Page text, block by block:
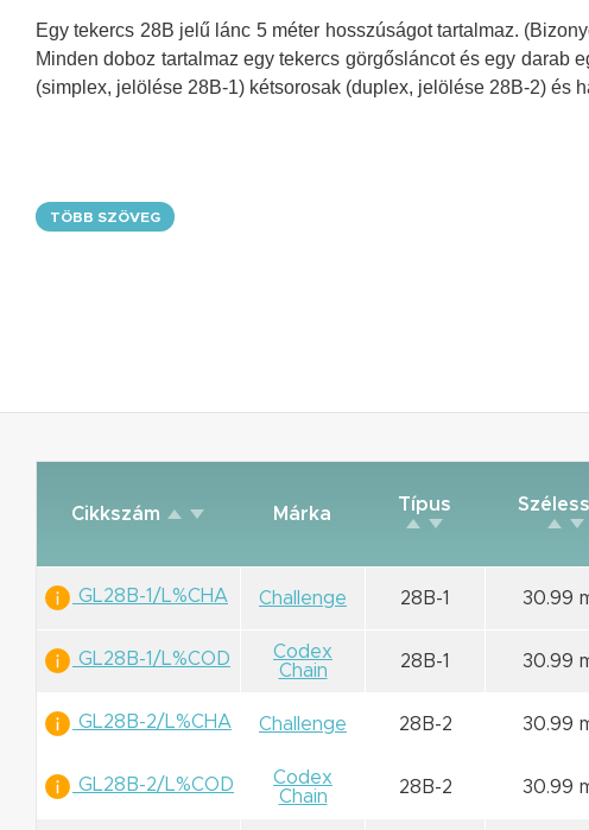
Egy tekercs 28B jelű lánc 5 méter hosszúságot tartalmaz.
Minden doboz tartalmaz egy tekercs görgősláncot és egy darab
(simplex, jelölése 28B-1) kétsorosak (duplex, jelölése 28B-2) és
TÖBB SZÖVEG
Cikkszám Márka Típus
GL28B-1/L%CHA Challenge 28B-1 30.99
GL28B-1/L%COD
Codex
Chain
28B-1 30.99
GL28B-2/L%CHA Challenge 28B-2 30.99
GL28B-2/L%COD
Codex
Chain
28B-2 30.99